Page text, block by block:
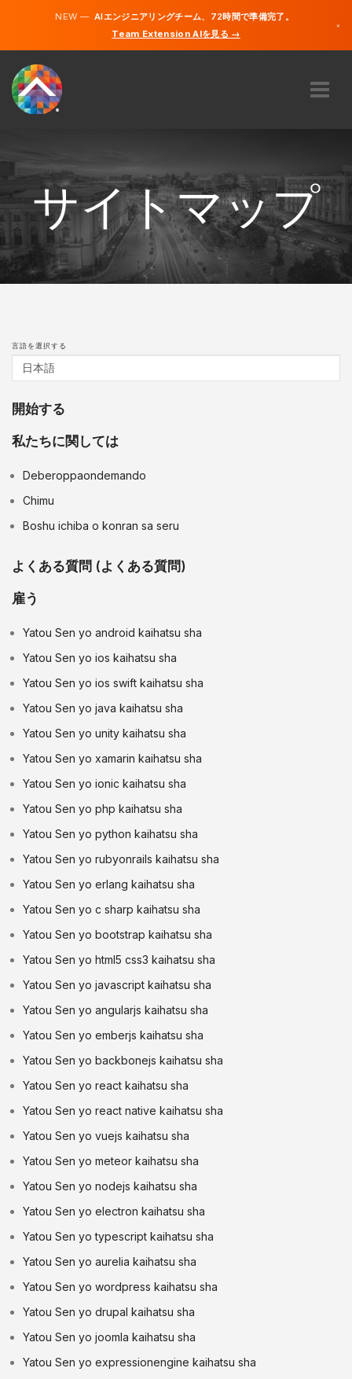
NEW —AIエンジニアリングチーム、72時間で準備完了。
Team Extension AIを見る →
×
どのように機能するのですか？
キャリア
雇う
日本
サイトマップ
言語を選択する
開始する
私たちに関しては
Deberoppaondemando
Chimu
Boshu ichiba o konran sa seru
よくある質問 (よくある質問)
雇う
Yatou Sen yo android kaihatsu sha
Yatou Sen yo ios kaihatsu sha
Yatou Sen yo ios swift kaihatsu sha
Yatou Sen yo java kaihatsu sha
Yatou Sen yo unity kaihatsu sha
Yatou Sen yo xamarin kaihatsu sha
Yatou Sen yo ionic kaihatsu sha
Yatou Sen yo php kaihatsu sha
Yatou Sen yo python kaihatsu sha
Yatou Sen yo rubyonrails kaihatsu sha
Yatou Sen yo erlang kaihatsu sha
Yatou Sen yo c sharp kaihatsu sha
Yatou Sen yo bootstrap kaihatsu sha
Yatou Sen yo html5 css3 kaihatsu sha
Yatou Sen yo javascript kaihatsu sha
Yatou Sen yo angularjs kaihatsu sha
Yatou Sen yo emberjs kaihatsu sha
Yatou Sen yo backbonejs kaihatsu sha
Yatou Sen yo react kaihatsu sha
Yatou Sen yo react native kaihatsu sha
Yatou Sen yo vuejs kaihatsu sha
Yatou Sen yo meteor kaihatsu sha
Yatou Sen yo nodejs kaihatsu sha
Yatou Sen yo electron kaihatsu sha
Yatou Sen yo typescript kaihatsu sha
Yatou Sen yo aurelia kaihatsu sha
Yatou Sen yo wordpress kaihatsu sha
Yatou Sen yo drupal kaihatsu sha
Yatou Sen yo joomla kaihatsu sha
Yatou Sen yo expressionengine kaihatsu sha